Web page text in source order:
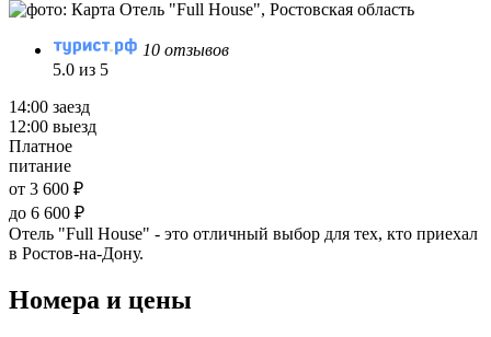
10 отзывов
5.0 из 5
14:00 заезд
12:00 выезд
Платное
питание
от 3 600 ₽
до 6 600 ₽
Отель "Full House" - это отличный выбор для тех, кто приехал
в Ростов-на-Дону.
Номера и цены